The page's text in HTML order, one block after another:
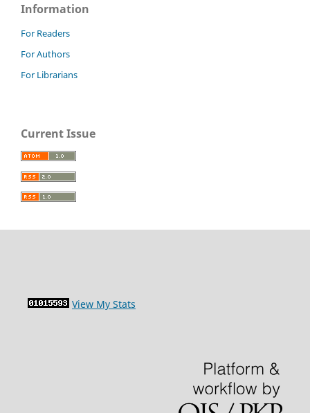
Information
For Readers
For Authors
For Librarians
Current Issue
View My Stats